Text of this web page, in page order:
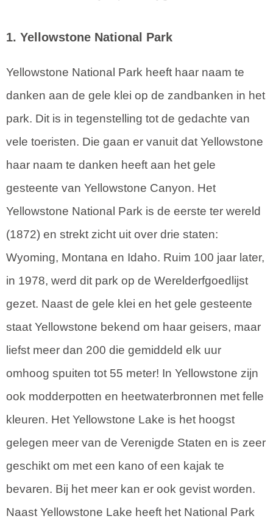
1. Yellowstone National Park
Yellowstone National Park heeft haar naam te
danken aan de gele klei op de zandbanken in het
park. Dit is in tegenstelling tot de gedachte van
vele toeristen. Die gaan er vanuit dat Yellowstone
haar naam te danken heeft aan het gele
gesteente van Yellowstone Canyon. Het
Yellowstone National Park is de eerste ter wereld
(1872) en strekt zicht uit over drie staten:
Wyoming, Montana en Idaho. Ruim 100 jaar later,
in 1978, werd dit park op de Werelderfgoedlijst
gezet. Naast de gele klei en het gele gesteente
staat Yellowstone bekend om haar geisers, maar
liefst meer dan 200 die gemiddeld elk uur
omhoog spuiten tot 55 meter! In Yellowstone zijn
ook modderpotten en heetwaterbronnen met felle
kleuren. Het Yellowstone Lake is het hoogst
gelegen meer van de Verenigde Staten en is zeer
geschikt om met een kano of een kajak te
bevaren. Bij het meer kan er ook gevist worden.
Naast Yellowstone Lake heeft het National Park